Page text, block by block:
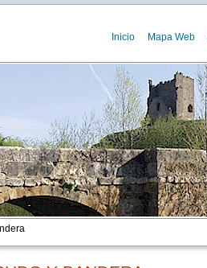
Inicio Mapa Web